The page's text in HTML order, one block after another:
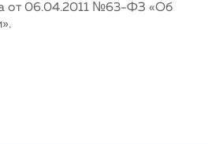
от 06.04.2011 №63-ФЗ «Об